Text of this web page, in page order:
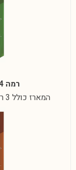
רמה 4
המארז כולל 3 רמות: 9 חלקים, 12 חלקים ו-16 חלקים.